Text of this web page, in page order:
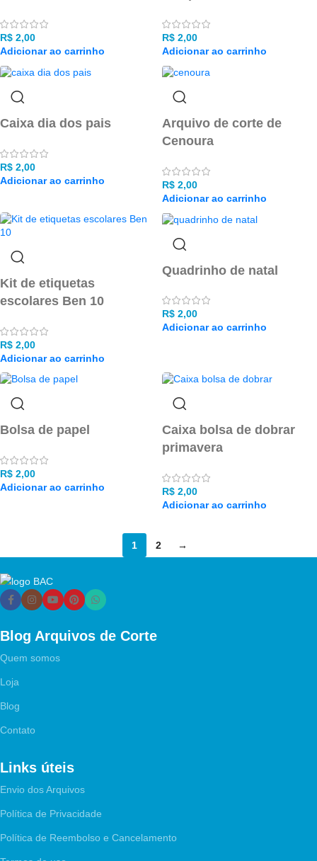
R$ 2,00
Adicionar ao carrinho
R$ 2,00
Adicionar ao carrinho
Caixa dia dos pais
R$ 2,00
Adicionar ao carrinho
Arquivo de corte de
Cenoura
R$ 2,00
Adicionar ao carrinho
Kit de etiquetas
escolares Ben 10
R$ 2,00
Adicionar ao carrinho
Quadrinho de natal
R$ 2,00
Adicionar ao carrinho
Bolsa de papel
R$ 2,00
Adicionar ao carrinho
Caixa bolsa de dobrar
primavera
R$ 2,00
Adicionar ao carrinho
1 2 →
Blog Arquivos de Corte
Quem somos
Loja
Blog
Contato
Links úteis
Envio dos Arquivos
Política de Privacidade
Política de Reembolso e Cancelamento